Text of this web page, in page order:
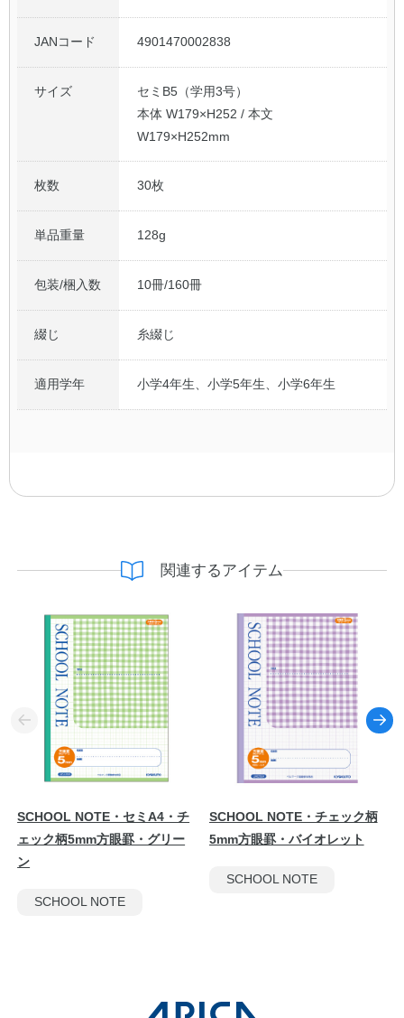
JANコード 4901470002838
サイズ
セミB5（学用3号）
本体 W179×H252 / 本文
W179×H252mm
枚数 30枚
単品重量 128g
包装/梱入数 10冊/160冊
綴じ 糸綴じ
適用学年 小学4年生、小学5年生、小学6年生
関連するアイテム
SCHOOL NOTE・セミA4・チ
ェック柄5mm方眼罫・グリー
ン
SCHOOL NOTE
SCHOOL NOTE・チェック柄
5mm方眼罫・バイオレット
SCHOOL NOTE